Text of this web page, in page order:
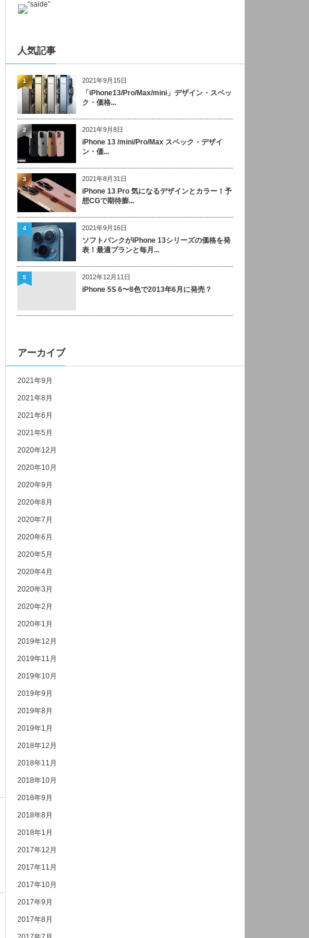
人気記事
2021年9月15日
「iPhone13/Pro/Max/mini」デザイン・スペッ
ク・価格...
1
2021年9月8日
iPhone 13 /mini/Pro/Max スペック・デザイ
ン・価...
2
2021年8月31日
iPhone 13 Pro 気になるデザインとカラー！予
想CGで期待膨...
3
2021年9月16日
ソフトバンクがiPhone 13シリーズの価格を発
表！最適プランと毎月...
4
2012年12月11日
iPhone 5S 6〜8色で2013年6月に発売？
5
アーカイブ
2021年9月
2021年8月
2021年6月
2021年5月
2020年12月
2020年10月
2020年9月
2020年8月
2020年7月
2020年6月
2020年5月
2020年4月
2020年3月
2020年2月
2020年1月
2019年12月
2019年11月
2019年10月
2019年9月
2019年8月
2019年1月
2018年12月
2018年11月
2018年10月
2018年9月
2018年8月
2018年1月
2017年12月
2017年11月
2017年10月
2017年9月
2017年8月